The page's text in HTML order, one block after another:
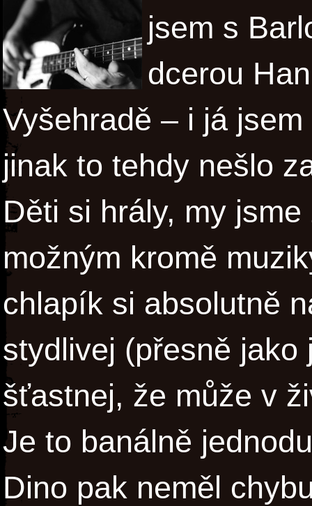
jsem s
dcerou
Vyšehradě – i já
jinak to tehdy nešlo
Děti si hrály, my
možným kromě
chlapík si absolutně
stydlivej (přesně
šťastnej, že může v
Je to banálně
Dino pak neměl